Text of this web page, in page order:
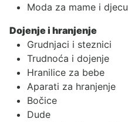
Moda za mame i djecu
Dojenje i hranjenje
Grudnjaci i steznici
Trudnoća i dojenje
Hranilice za bebe
Aparati za hranjenje
Bočice
Dude